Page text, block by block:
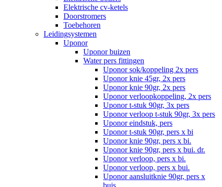
Elektrische cv-ketels
Doorstromers
Toebehoren
Leidingsystemen
Uponor
Uponor buizen
Water pers fittingen
Uponor sok/koppeling 2x pers
Uponor knie 45gr, 2x pers
Uponor knie 90gr, 2x pers
Uponor verloopkoppeling, 2x pers
Uponor t-stuk 90gr, 3x pers
Uponor verloop t-stuk 90gr, 3x pers
Uponor eindstuk, pers
Uponor t-stuk 90gr, pers x bi
Uponor knie 90gr, pers x bi.
Uponor knie 90gr, pers x bui. dr.
Uponor verloop, pers x bi.
Uponor verloop, pers x bui.
Uponor aansluitknie 90gr, pers x
buis